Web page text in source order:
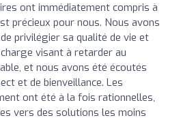
ont immédiatement compris à
précieux pour nous. Nous avons
privilégier sa qualité de vie et
visant à retarder au
et nous avons été écoutés
et de bienveillance. Les
ont été à la fois rationnelles,
vers des solutions les moins